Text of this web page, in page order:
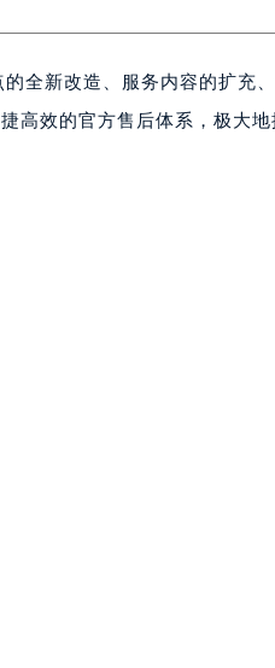
）
前预约）
层07室（需提前预约）
约）
）
）10层13室（需提前预约）
提前预约）
提前预约）
全新改造、服务内容的扩充
高效的官方售后体系，极大地